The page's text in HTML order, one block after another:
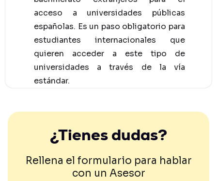
acceso a universidades públicas
españolas. Es un paso obligatorio para
estudiantes internacionales que
quieren acceder a este tipo de
universidades a través de la vía
estándar.
¿Tienes dudas?
Rellena el formulario para hablar
con un Asesor